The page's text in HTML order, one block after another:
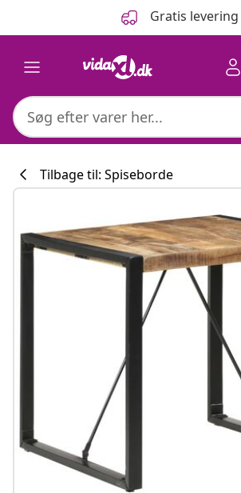
Gratis levering
#sharemevidaxl
Tilbage til: Spiseborde